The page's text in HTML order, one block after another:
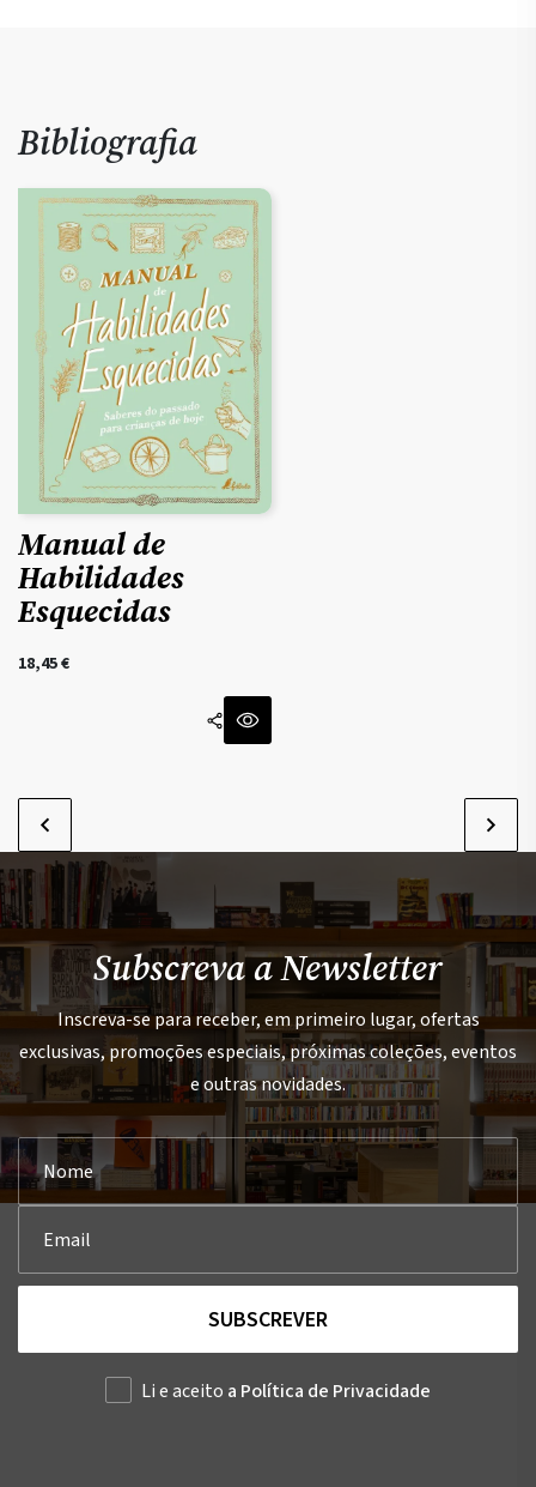
Bibliografia
Manual de
Habilidades
Esquecidas
18,45€
Subscreva a Newsletter
Inscreva-se para receber, em primeiro lugar, ofertas
exclusivas, promoções especiais, próximas coleções, eventos
e outras novidades.
SUBSCREVER
Li e aceito a Política de Privacidade